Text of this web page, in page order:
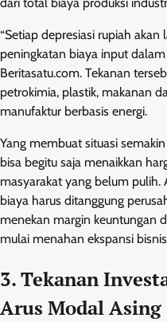
“Setiap depresiasi rupiah
peningkatan biaya input
Beritasatu.com. Tekanan
petrokimia, plastik, makanan
manufaktur berbasis energi.
Yang membuat situasi
bisa begitu saja menaikkan
masyarakat yang belum pulih.
biaya harus ditanggung
menekan margin keuntungan
mulai menahan ekspansi
3. Tekanan
Arus Modal Asing